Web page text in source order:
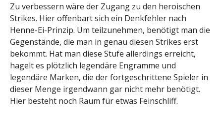
Zu verbessern wäre der Zugang zu den heroischen
Strikes. Hier offenbart sich ein Denkfehler nach
Henne-Ei-Prinzip. Um teilzunehmen, benötigt man die
Gegenstände, die man in genau diesen Strikes erst
bekommt. Hat man diese Stufe allerdings erreicht,
hagelt es plötzlich legendäre Engramme und
legendäre Marken, die der fortgeschrittene Spieler in
dieser Menge irgendwann gar nicht mehr benötigt.
Hier besteht noch Raum für etwas Feinschliff.